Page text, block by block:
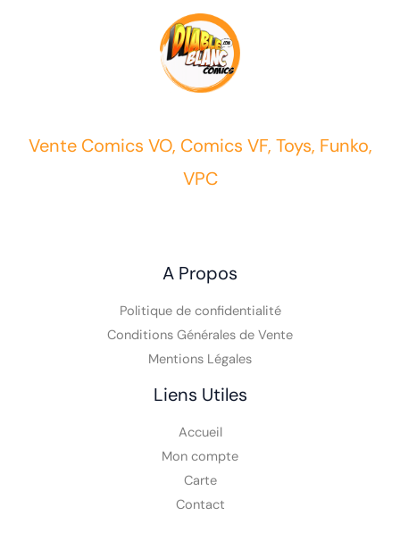
Vente Comics VO, Comics VF, Toys, Funko,
VPC
A Propos
Politique de confidentialité
Conditions Générales de Vente
Mentions Légales
Liens Utiles
Accueil
Mon compte
Carte
Contact